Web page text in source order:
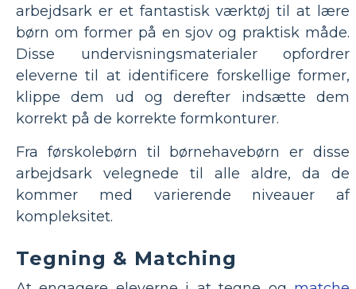
arbejdsark er et fantastisk værktøj til at lære
børn om former på en sjov og praktisk måde.
Disse undervisningsmaterialer opfordrer
eleverne til at identificere forskellige former,
klippe dem ud og derefter indsætte dem
korrekt på de korrekte formkonturer.
Fra førskolebørn til børnehavebørn er disse
arbejdsark velegnede til alle aldre, da de
kommer med varierende niveauer af
kompleksitet.
Tegning & Matching